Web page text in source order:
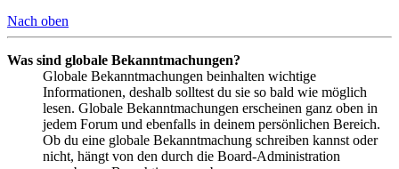
Nach oben
Was sind globale Bekanntmachungen?
Globale Bekanntmachungen beinhalten wichtige
Informationen, deshalb solltest du sie so bald wie möglich
lesen. Globale Bekanntmachungen erscheinen ganz oben in
jedem Forum und ebenfalls in deinem persönlichen Bereich.
Ob du eine globale Bekanntmachung schreiben kannst oder
nicht, hängt von den durch die Board-Administration